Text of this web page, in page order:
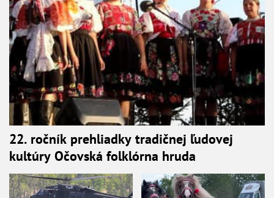
22. ročník prehliadky tradičnej ľudovej
kultúry Očovská folklórna hruda